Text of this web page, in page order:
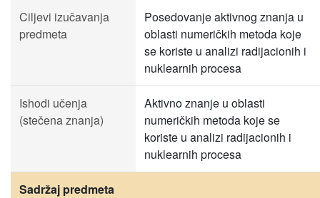
Ciljevi izučavanja
predmeta
Posedovanje aktivnog znanja u
oblasti numeričkih metoda koje
se koriste u analizi radijacionih i
nuklearnih procesa
Ishodi učenja
(stečena znanja)
Aktivno znanje u oblasti
numeričkih metoda koje se
koriste u analizi radijacionih i
nuklearnih procesa
Sadržaj predmeta